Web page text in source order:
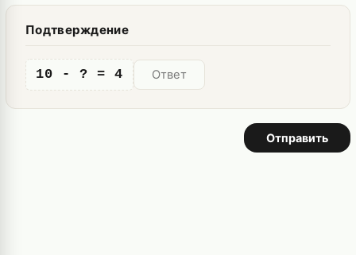
Подтверждение
10 - ? = 4
Отправить